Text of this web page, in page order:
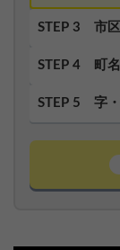
STEP 3 市
STEP 4 町名
STEP 5 字